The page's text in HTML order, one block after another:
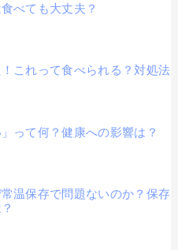
べても大丈夫？
これって食べられる？対処法
って何？健康への影響は？
温保存で問題ないのか？保存